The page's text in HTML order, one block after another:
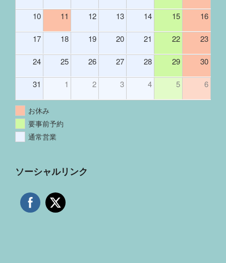
10 11 12 13 14 15 16
17 18 19 20 21 22 23
24 25 26 27 28 29 30
31 1 2 3 4 5 6
お休み
要事前予約
通常営業
ソーシャルリンク